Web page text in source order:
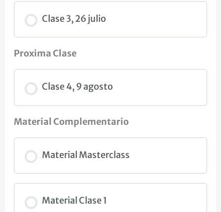
Clase 3, 26 julio
Proxima Clase
Clase 4, 9 agosto
Material Complementario
Material Masterclass
Material Clase 1